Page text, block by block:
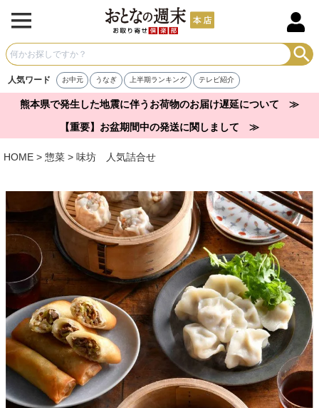
人気ワード お中元 うなぎ 上半期ランキング テレビ紹介
熊本県で発生した地震に伴うお荷物のお届け遅延について ≫
【重要】お盆期間中の発送に関しまして ≫
HOME 惣菜 味坊 人気詰合せ